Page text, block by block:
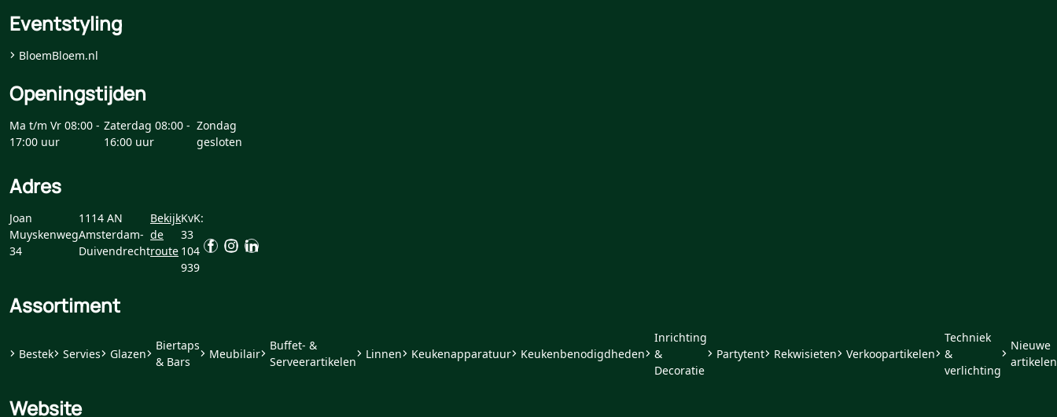
Eventstyling
BloemBloem.nl
Openingstijden
Ma t/m Vr 08:00 -
17:00 uur
Zaterdag 08:00 -
16:00 uur
Zondag
gesloten
Adres
Joan
Muyskenweg
34
1114 AN
Amsterdam-
Duivendrecht
Bekijk
de
route
KvK:
33
104
939
Assortiment
Bestek Servies Glazen
Biertaps
& Bars
Meubilair
Buffet- &
Serveerartikelen
Linnen Keukenapparatuur Keukenbenodigdheden
Inrichting
&
Decoratie
Partytent Rekwisieten Verkoopartikelen
Techniek
&
verlichting
Nieuwe
artikelen
Website